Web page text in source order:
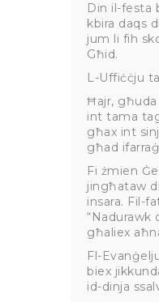
Din il-festa
kbira daqs
jum li fih
Għid.
L-Uffiċċju
Ħajr, għuda
int tama
għax int
għad
Fi żmien
jingħataw
insara. Fil-
“Nadurawk
għaliex
Fl-
biex
id-dinja